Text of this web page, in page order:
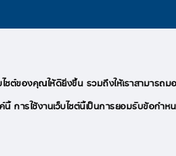
ต์ของคุณให้ดียิ่งขึ้น รวมถึงให้เราสามาร
การใช้งานเว็บไซต์นี้เป็นการยอมรับข้อกำห